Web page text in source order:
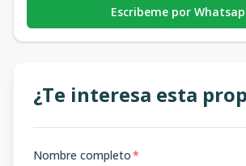
Escribeme por
¿Te interesa esta
Nombre completo*